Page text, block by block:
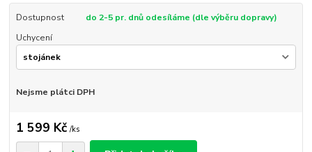
Dostupnost
do 2-5 pr. dnů odesíláme (dle výběru dopravy)
Uchycení
Nejsme plátci DPH
1 599 Kč /ks